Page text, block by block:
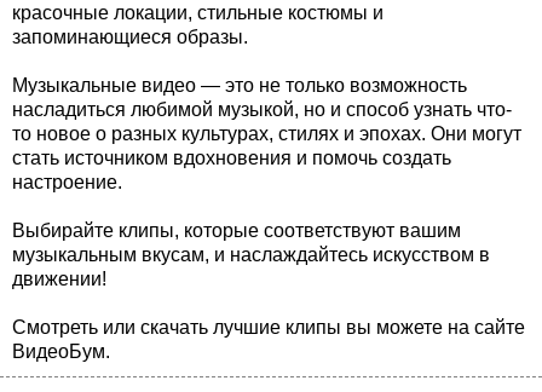
красочные локации, стильные костюмы и
запоминающиеся образы.
Музыкальные видео — это не только возможность
насладиться любимой музыкой, но и способ узнать что-
то новое о разных культурах, стилях и эпохах. Они могут
стать источником вдохновения и помочь создать
настроение.
Выбирайте клипы, которые соответствуют вашим
музыкальным вкусам, и наслаждайтесь искусством в
движении!
Смотреть или скачать лучшие клипы вы можете на сайте
ВидеоБум.